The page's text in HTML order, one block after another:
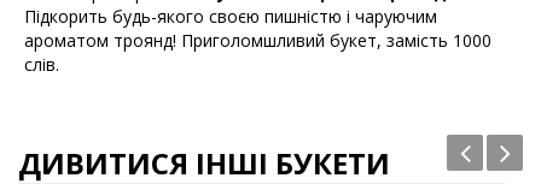
Підкорить будь-якого своєю пишністю і чаруючим
ароматом троянд! Приголомшливий букет, замість 1000
слів.
ДИВИТИСЯ ІНШІ БУКЕТИ